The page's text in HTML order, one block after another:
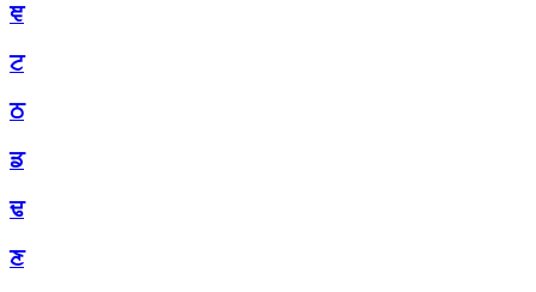
ਞ
ਟ
ਠ
ਡ
ਢ
ਣ